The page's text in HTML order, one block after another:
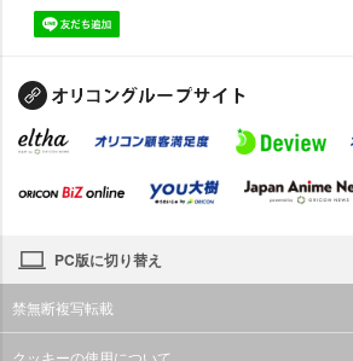
PC版に切り替え
禁無断複写転載